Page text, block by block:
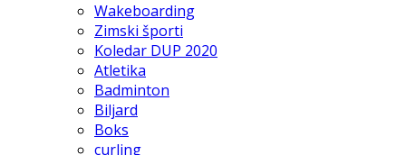
Wakeboarding
Zimski športi
Koledar DUP 2020
Atletika
Badminton
Biljard
Boks
curling